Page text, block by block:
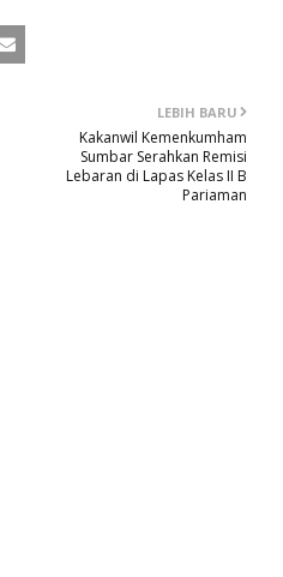
LEBIH BARU
Kakanwil Kemenkumham
Sumbar Serahkan Remisi
Lebaran di Lapas Kelas II B
Pariaman